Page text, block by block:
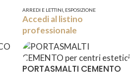
ARREDI E LETTINI ESPOSIZIONE
Accedi al listino
professionale
PORTASMALTI CEMENTO